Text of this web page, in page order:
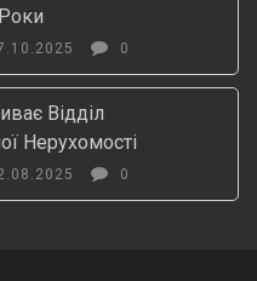
0
Відділ
Нерухомості
0